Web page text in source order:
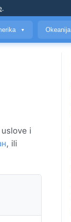
.
▼ Okeanija
i
, ili